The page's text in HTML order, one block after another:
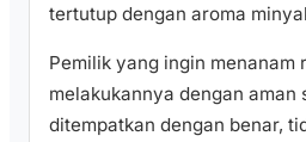
tertutup dengan aroma
Pemilik yang ingin menanam
melakukannya dengan aman
ditempatkan dengan benar,